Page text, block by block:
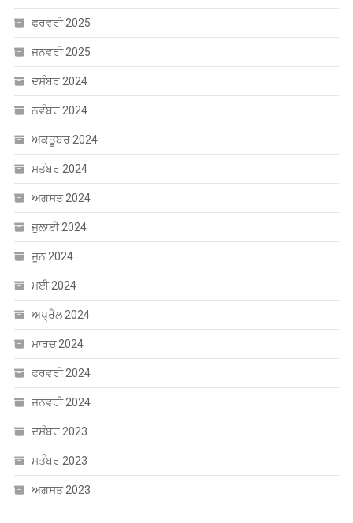
ਨਵੰਬਰ 2024
ਅਕਤੂਬਰ 2024
ਸਤੰਬਰ 2024
ਅਗਸਤ 2024
ਜੁਲਾਈ 2024
ਜੂਨ 2024
ਮਈ 2024
ਅਪ੍ਰੈਲ 2024
ਮਾਰਚ 2024
ਫਰਵਰੀ 2024
ਜਨਵਰੀ 2024
ਦਸੰਬਰ 2023
ਸਤੰਬਰ 2023
ਅਗਸਤ 2023
CATEGORIES
Uncategorized